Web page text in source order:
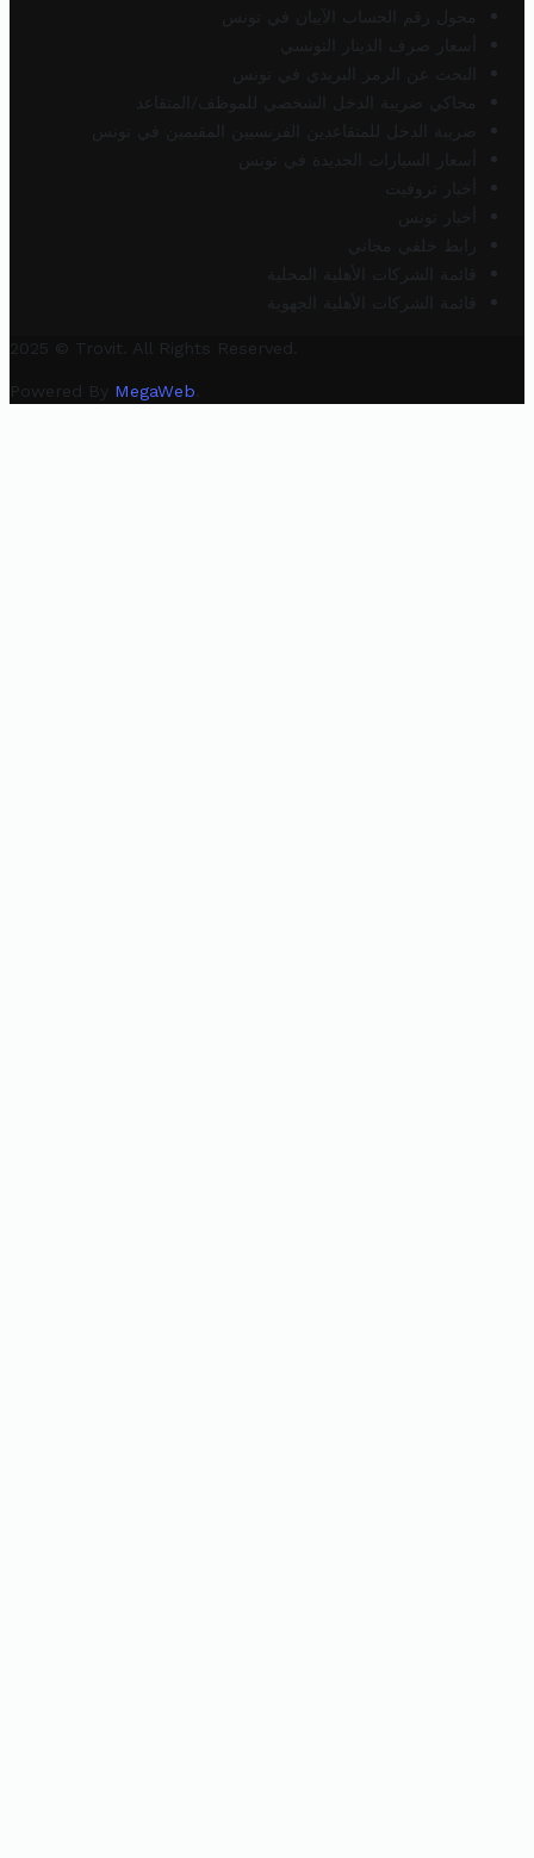
محول رقم الحساب الآيبان في تونس
أسعار صرف الدينار التونسي
البحث عن الرمز البريدي في تونس
محاكي ضريبة الدخل الشخصي للموظف/المتقاعد
ضريبة الدخل للمتقاعدين الفرنسيين المقيمين في تونس
أسعار السيارات الجديدة في تونس
أخبار تروفيت
أخبار تونس
رابط خلفي مجاني
قائمة الشركات الأهلية المحلية
قائمة الشركات الأهلية الجهوية
2025 © Trovit. All Rights Reserved.
Powered By MegaWeb